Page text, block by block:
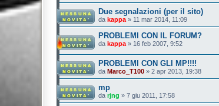
Due segnalazioni (per il sito)
da kappa » 11 mar 2014, 11:09
PROBLEMI CON IL FORUM?
da kappa » 16 feb 2007, 9:52
PROBLEMI CON GLI MP!!!!
da Marco_T100 » 2 apr 2013, 19:38
mp
da rjng » 7 giu 2011, 17:58